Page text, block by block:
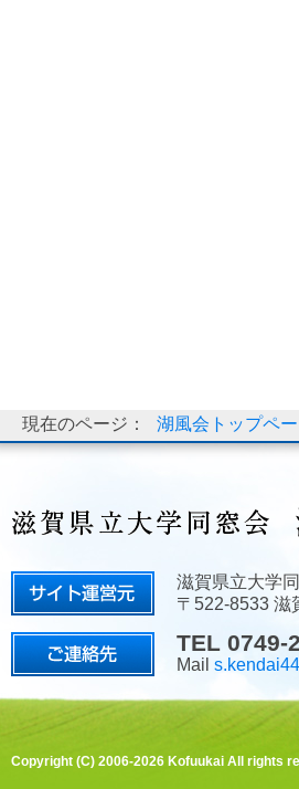
現在のページ： 湖風会トップペ
滋賀県立大学
〒522-8533 滋
TEL 0749-
Mail
Copyright (C) 2006-2026 Kofuukai All rights